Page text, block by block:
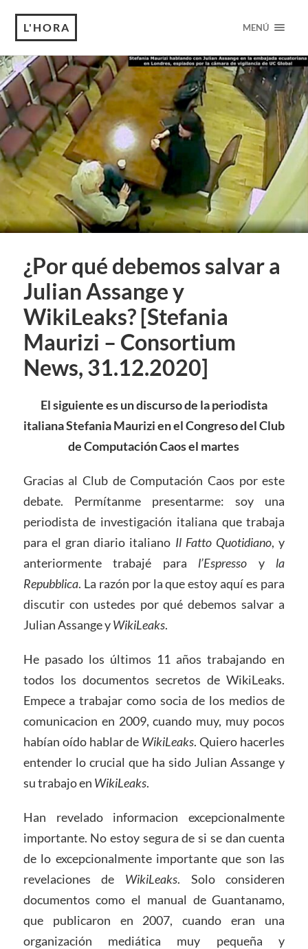
L'HORA MENÚ
¿Por qué debemos salvar a
Julian Assange y
WikiLeaks? [Stefania
Maurizi – Consortium
News, 31.12.2020]
El siguiente es un discurso de la periodista
italiana Stefania Maurizi en el Congreso del Club
de Computación Caos el martes
Gracias al Club de Computación Caos por este
debate. Permítanme presentarme: soy una
periodista de investigación italiana que trabaja
para el gran diario italiano Il Fatto Quotidiano, y
anteriormente trabajé para l’Espresso y la
Repubblica. La razón por la que estoy aquí es para
discutir con ustedes por qué debemos salvar a
Julian Assange yWikiLeaks.
He pasado los últimos 11 años trabajando en
todos los documentos secretos de WikiLeaks.
Empece a trabajar como socia de los medios de
comunicacion en 2009, cuando muy, muy pocos
habían oído hablar de WikiLeaks. Quiero hacerles
entender lo crucial que ha sido Julian Assange y
su trabajo en WikiLeaks.
Han revelado informacion excepcionalmente
importante. No estoy segura de si se dan cuenta
de lo excepcionalmente importante que son las
revelaciones de WikiLeaks. Solo consideren
documentos como el manual de Guantanamo,
que publicaron en 2007, cuando eran una
organización mediática muy pequeña y